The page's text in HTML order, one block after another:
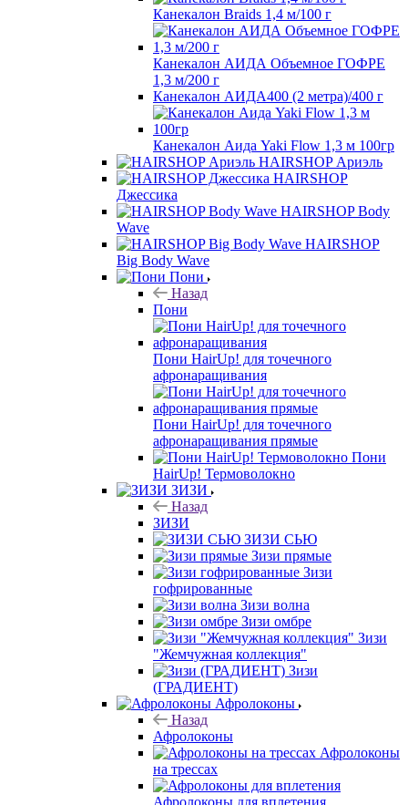
Канекалон Braids 1,4 м/100 г
Канекалон АИДА Объемное ГОФРЕ
1,3 м/200 г
Канекалон АИДА400 (2 метра)/400 г
Канекалон Аида Yaki Flow 1,3 м 100гр
HAIRSHOP Ариэль
HAIRSHOP
Джессика
HAIRSHOP Body
Wave
HAIRSHOP
Big Body Wave
Пони
Назад
Пони
Пони HairUp! для точечного
афронаращивания
Пони HairUp! для точечного
афронаращивания прямые
Пони
HairUp! Термоволокно
ЗИЗИ
Назад
ЗИЗИ
ЗИЗИ СЬЮ
Зизи прямые
Зизи
гофрированные
Зизи волна
Зизи омбре
Зизи
"Жемчужная коллекция"
Зизи
(ГРАДИЕНТ)
Афролоконы
Назад
Афролоконы
Афролоконы
на трессах
Афролоконы для вплетения